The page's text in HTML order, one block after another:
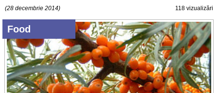
(28 decembrie 2014) 118 vizualizări
Food